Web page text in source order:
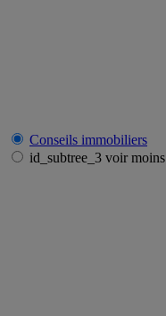
Conseils immobiliers
id_subtree_3 voir moins